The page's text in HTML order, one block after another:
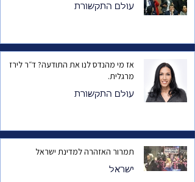
עולם התקשורת
אז מי מהנדס לנו את התודעה? ד״ר לירז
מרגלית.
עולם התקשורת
תמרור האזהרה למדינת ישראל
ישראל